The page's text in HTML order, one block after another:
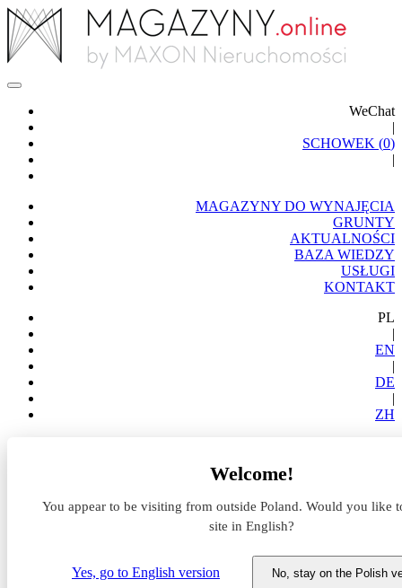
WeChat
|
SCHOWEK (0)
|
MAGAZYNY DO WYNAJĘCIA
GRUNTY
AKTUALNOŚCI
BAZA WIEDZY
USŁUGI
KONTAKT
PL
|
EN
|
DE
|
ZH
Welcome!
You appear to be visiting from outside Poland. Would you like
site in English?
Yes, go to English version No, stay on the Polish
Stork rozszerza działalność w Panattoni Park Toruń
Stork rozszerza działalność w
Panattoni Park Toruń